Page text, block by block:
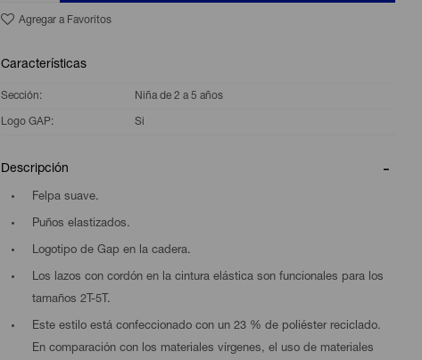
Características
Sección Niña de 2 a 5 años
Logo GAP Si
Descripción
Felpa suave.
Puños elastizados.
Logotipo de Gap en la cadera.
Los lazos con cordón en la cintura elástica son funcionales para los
tamaños 2T-5T.
Este estilo está confeccionado con un 23 % de poliéster reciclado.
En comparación con los materiales vírgenes, el uso de materiales